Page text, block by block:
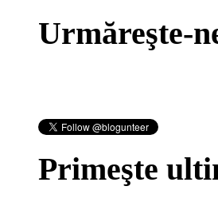
Urmăreşte-
Primeşte